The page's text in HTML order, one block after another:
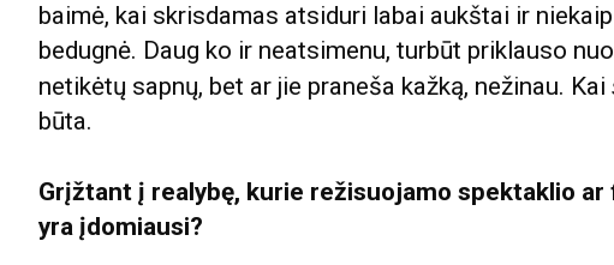
baimė, kai skrisdamas atsiduri labai aukštai ir
bedugnė. Daug ko ir neatsimenu, turbūt priklauso
netikėtų sapnų, bet ar jie praneša kažką, nežinau. Kai
būta.
Grįžtant į realybę, kurie režisuojamo spektaklio
yra įdomiausi?